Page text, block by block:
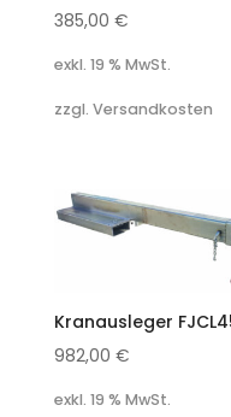
385,00 €
exkl. 19 % MwSt.
zzgl. Versandkosten
Kranausleger
982,00 €
exkl. 19 % MwSt.